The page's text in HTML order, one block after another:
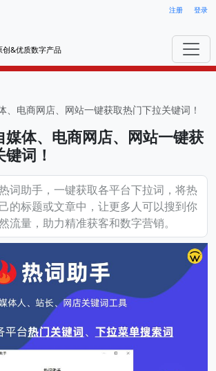
注册 登录
创&优质数字产品
、电商网店、网站一键获取热门下拉关键词！
媒体、电商网店、网站一键获
词！
词助手，一键获取各平台下拉词，将热
的标题或文章中，让更多人可以搜到你
流量，助力精准获客和数字营销。